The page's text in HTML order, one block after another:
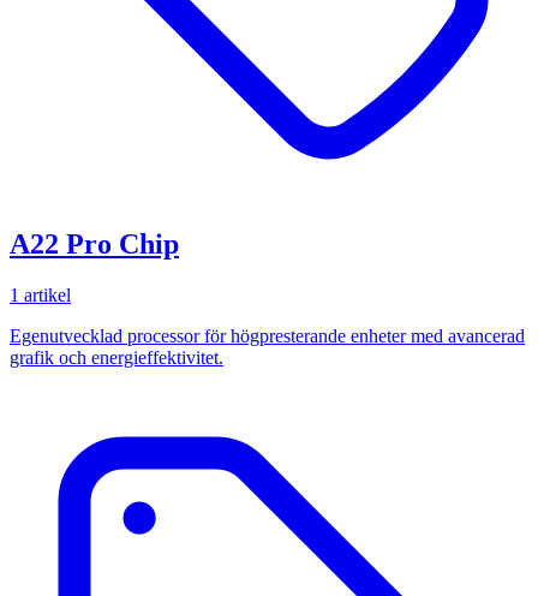
A22 Pro Chip
1 artikel
Egenutvecklad processor för högpresterande enheter med avancerad
grafik och energieffektivitet.